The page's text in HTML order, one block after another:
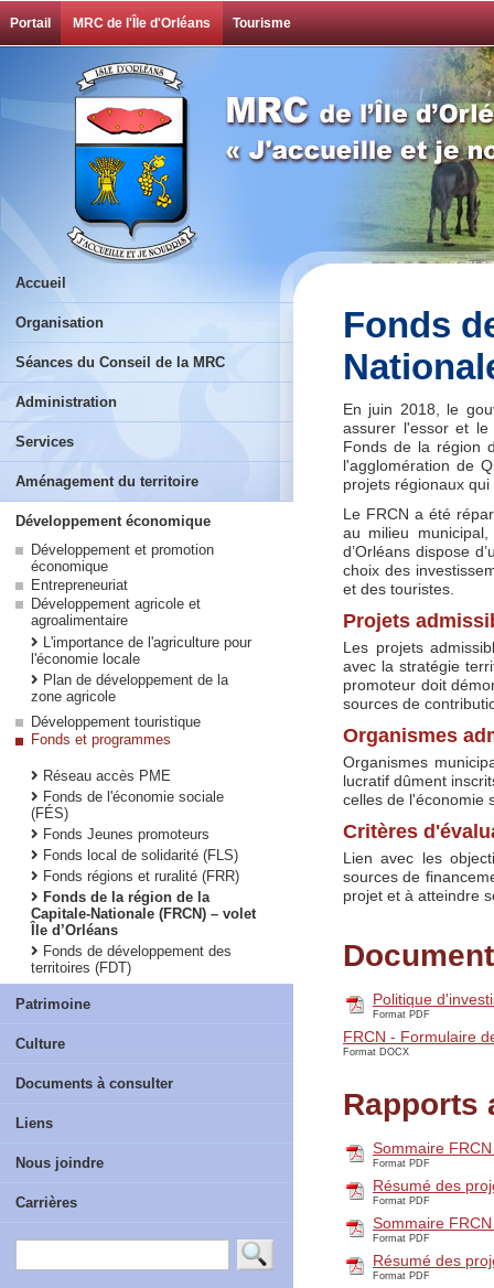
Portail MRC de l'Île d'Orléans Tourisme
Accueil
Organisation
Séances du Conseil de la MRC
Administration
Services
Aménagement du territoire
Développement économique
Développement et promotion
économique
Entrepreneuriat
Développement agricole et
agroalimentaire
L'importance de l'agriculture pour
l'économie locale
Plan de développement de la
zone agricole
Développement touristique
Fonds et programmes
Réseau accès PME
Fonds de l'économie sociale
(FÉS)
Fonds Jeunes promoteurs
Fonds local de solidarité (FLS)
Fonds régions et ruralité (FRR)
Fonds de la région de la
Capitale-Nationale (FRCN) – volet
Île d’Orléans
Fonds de développement des
territoires (FDT)
Patrimoine
Culture
Documents à consulter
Liens
Nous joindre
Carrières
Fonds
En juin 2018, le
assurer l'essor et
Fonds de la région
l'agglomération de
projets régionaux
Le FRCN a été
au milieu
d’Orléans dispose
choix des
et des touristes.
Projets
Les projets
avec la stratégie
promoteur doit
sources de
Organismes
Organismes
lucratif dûment
celles de
Critères
Lien avec les
sources de
projet et à atteindre
Politique
Format PDF
FRCN - Formulaire
Format DOCX
Rapports
Sommaire
Format PDF
Résumé des
Format PDF
Sommaire
Format PDF
Résumé des
Format PDF